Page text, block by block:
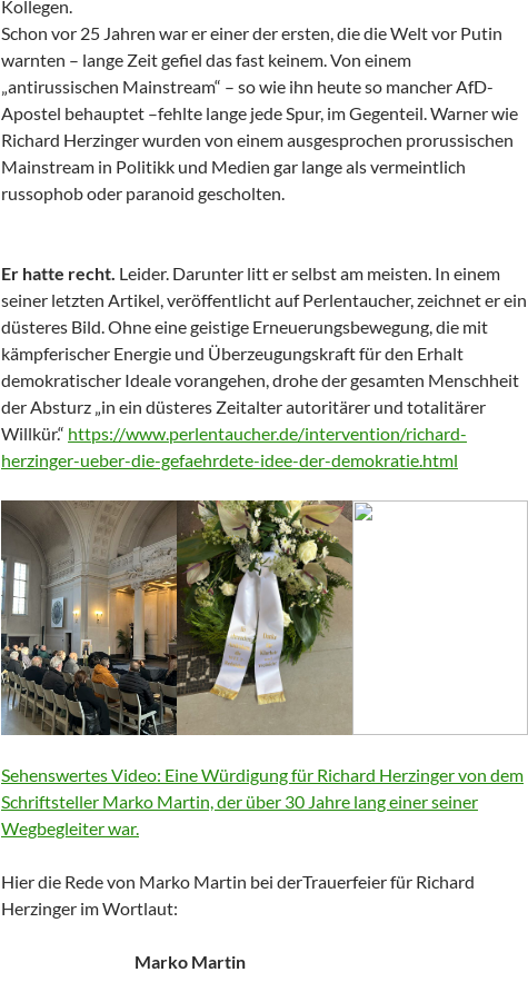
Kollegen.
Schon vor 25 Jahren war er einer der ersten, die die Welt vor Putin
warnten – lange Zeit gefiel das fast keinem. Von einem
„antirussischen Mainstream“ – so wie ihn heute so mancher AfD-
Apostel behauptet –fehlte lange jede Spur, im Gegenteil. Warner wie
Richard Herzinger wurden von einem ausgesprochen prorussischen
Mainstream in Politikk und Medien gar lange als vermeintlich
russophob oder paranoid gescholten.
Er hatte recht. Leider. Darunter litt er selbst am meisten. In einem
seiner letzten Artikel, veröffentlicht auf Perlentaucher, zeichnet er ein
düsteres Bild. Ohne eine geistige Erneuerungsbewegung, die mit
kämpferischer Energie und Überzeugungskraft für den Erhalt
demokratischer Ideale vorangehen, drohe der gesamten Menschheit
der Absturz „in ein düsteres Zeitalter autoritärer und totalitärer
Willkür.“ https://www.perlentaucher.de/intervention/richard-
herzinger-ueber-die-gefaehrdete-idee-der-demokratie.html
Sehenswertes Video: Eine Würdigung für Richard Herzinger von dem
Schriftsteller Marko Martin, der über 30 Jahre lang einer seiner
Wegbegleiter war.
Hier die Rede von Marko Martin bei derTrauerfeier für Richard
Herzinger im Wortlaut:
Marko Martin